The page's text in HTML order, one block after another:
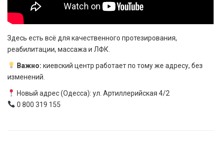
Здесь есть всё для качественного протезирования,
реабилитации, массажа и ЛФК.
Важно: киевский центр работает по тому же адресу, без
изменений.
Новый адрес (Одесса): ул. Артиллерийская 4/2
0 800 319 155